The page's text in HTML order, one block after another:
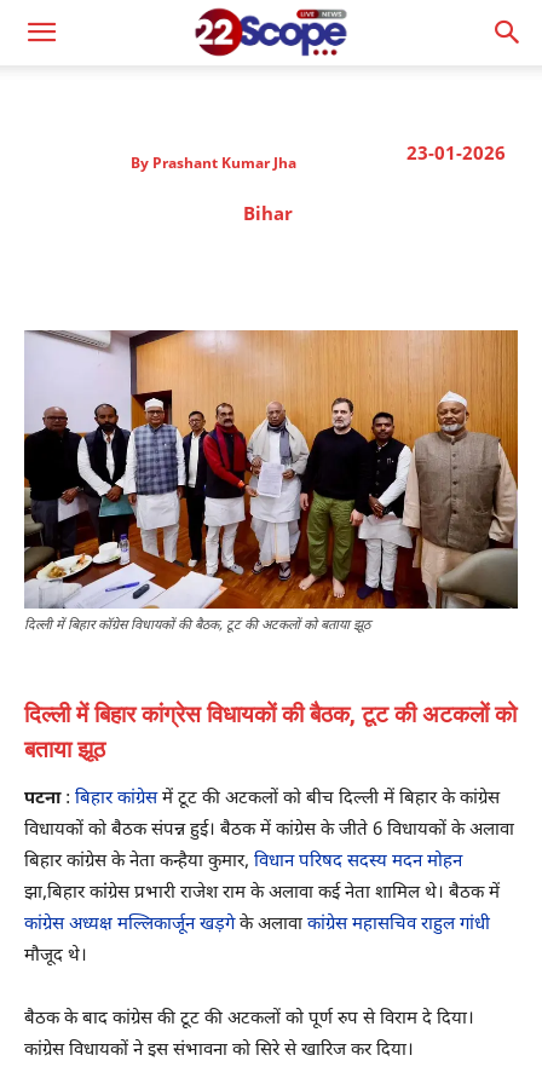
23-01-2026
By Prashant Kumar Jha
Bihar
दिल्ली में बिहार कॉग्रेस विधायकों की बैठक, टूट की अटकलों को बताया झूठ
दिल्ली में बिहार कांग्रेस विधायकों की बैठक, टूट की अटकलों को
बताया झूठ
पटना: बिहार कांग्रेसमें टूट की अटकलों को बीच दिल्ली में बिहार के कांग्रेस
विधायकों को बैठक संपन्न हुई। बैठक में कांग्रेस के जीते 6 विधायकों के अलावा
बिहार कांग्रेस के नेता कन्हैया कुमार, विधान परिषद सदस्य मदन मोहन
झा,बिहार कांंग्रेस प्रभारी राजेश राम के अलावा कई नेता शामिल थे। बैठक में
कांग्रेस अध्यक्ष मल्लिकार्जून खड़गेके अलावा कांग्रेस महासचिव राहुल गांधी
मौजूद थे।
बैठक के बाद कांग्रेस की टूट की अटकलों को पूर्ण रुप से विराम दे दिया।
कांग्रेस विधायकों ने इस संभावना को सिरे से खारिज कर दिया।